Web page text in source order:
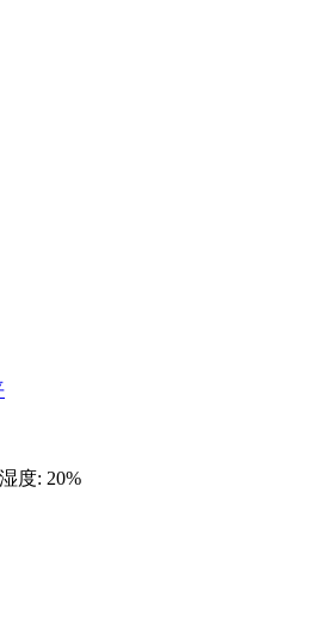
湿度: 20%